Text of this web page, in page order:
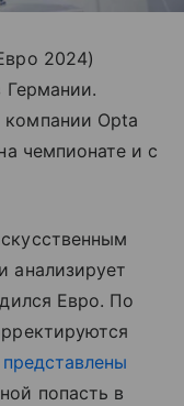
2024)
Германии.
Opta
чемпионате и с
анализирует
Евро. По
представлены
попасть в